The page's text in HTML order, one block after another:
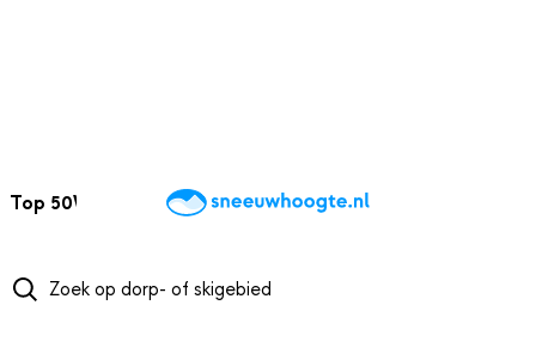
Top 50Webcams WintersportweerKaarten